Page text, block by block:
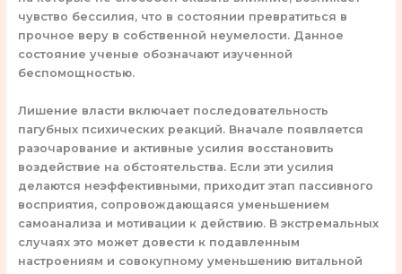
чувство бессилия, что в состоянии превратиться в
прочное веру в собственной неумелости. Данное
состояние ученые обозначают изученной
беспомощностью.
Лишение власти включает последовательность
пагубных психических реакций. Вначале появляется
разочарование и активные усилия восстановить
воздействие на обстоятельства. Если эти усилия
делаются неэффективными, приходит этап пассивного
восприятия, сопровождающаяся уменьшением
самоанализа и мотивации к действию. В экстремальных
случаях это может довести к подавленным
настроениям и совокупному уменьшению витальной